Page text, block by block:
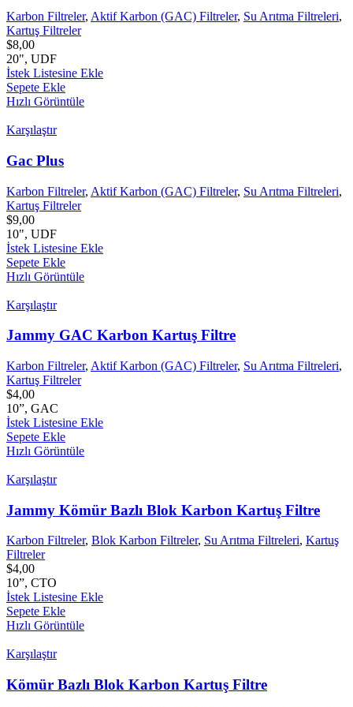
Karbon Filtreler, Aktif Karbon (GAC) Filtreler, Su Arıtma Filtreleri,
Kartuş Filtreler
$8,00
20", UDF
İstek Listesine Ekle
Sepete Ekle
Hızlı Görüntüle
Karşılaştır
Gac Plus
Karbon Filtreler, Aktif Karbon (GAC) Filtreler, Su Arıtma Filtreleri,
Kartuş Filtreler
$9,00
10", UDF
İstek Listesine Ekle
Sepete Ekle
Hızlı Görüntüle
Karşılaştır
Jammy GAC Karbon Kartuş Filtre
Karbon Filtreler, Aktif Karbon (GAC) Filtreler, Su Arıtma Filtreleri,
Kartuş Filtreler
$4,00
10”, GAC
İstek Listesine Ekle
Sepete Ekle
Hızlı Görüntüle
Karşılaştır
Jammy Kömür Bazlı Blok Karbon Kartuş Filtre
Karbon Filtreler, Blok Karbon Filtreler, Su Arıtma Filtreleri, Kartuş
Filtreler
$4,00
10”, CTO
İstek Listesine Ekle
Sepete Ekle
Hızlı Görüntüle
Karşılaştır
Kömür Bazlı Blok Karbon Kartuş Filtre